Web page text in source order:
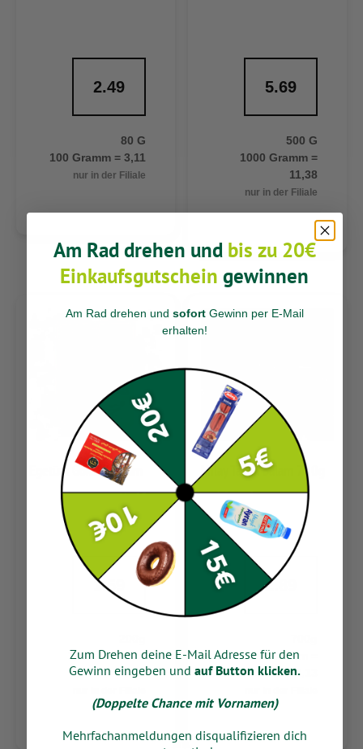
2.49
80 G
100 Gramm = 3,11
nur in der Filiale
5.69
500 G
1000 Gramm =
11,38
nur in der Filiale
Egetürk Göktürk Dilim
1.59
1000 Gramm =
7,95
Milay Tavuk Salam 700g
2.89
1000 Gramm =
4,13
Am Rad drehen und bis zu 20€
Einkaufsgutschein gewinnen
Am Rad drehen und sofort Gewinn per E-Mail
erhalten!
Zum Drehen deine E-Mail Adresse für den
Gewinn eingeben und auf Button klicken.
(Doppelte Chance mit Vornamen)
Mehrfachanmeldungen disqualifizieren dich